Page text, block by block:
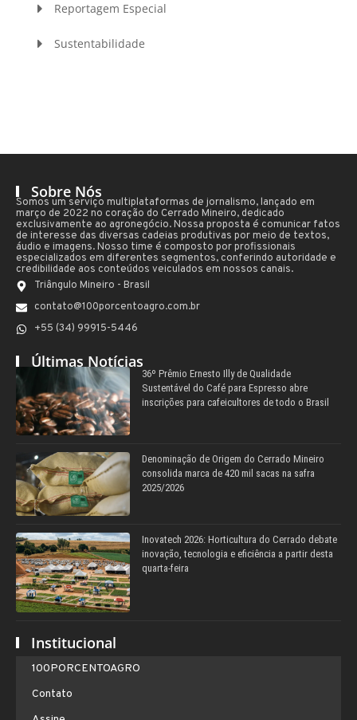
Reportagem Especial
Sustentabilidade
Sobre Nós
Somos um serviço multiplataformas de jornalismo, lançado em
março de 2022 no coração do Cerrado Mineiro, dedicado
exclusivamente ao agronegócio. Nossa proposta é comunicar fatos
de interesse das diversas cadeias produtivas por meio de textos,
áudio e imagens. Nosso time é composto por profissionais
especializados em diferentes segmentos, conferindo autoridade e
credibilidade aos conteúdos veiculados em nossos canais.
Triângulo Mineiro - Brasil
contato@100porcentoagro.com.br
+55 (34) 99915-5446
Últimas Notícias
36º Prêmio Ernesto Illy de Qualidade
Sustentável do Café para Espresso abre
inscrições para cafeicultores de todo o Brasil
Denominação de Origem do Cerrado Mineiro
consolida marca de 420 mil sacas na safra
2025/2026
Inovatech 2026: Horticultura do Cerrado debate
inovação, tecnologia e eficiência a partir desta
quarta-feira
Institucional
100PORCENTOAGRO
Contato